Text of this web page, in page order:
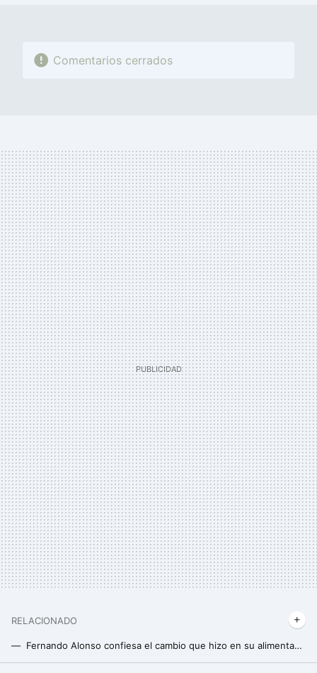
Comentarios cerrados
RELACIONADO
Fernando Alonso confiesa el cambio que hizo en su alimentación para sentirse menos hinchado y eliminar la sensación de pesadez